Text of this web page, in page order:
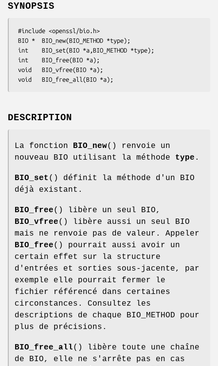
SYNOPSIS
DESCRIPTION
La fonction BIO_new() renvoie un
nouveau BIO utilisant la méthode type .
BIO_set () définit la méthode d'un BIO
déjà existant.
BIO_free() libère un seul BIO,
BIO_vfree() libère aussi un seul BIO
mais ne renvoie pas de valeur. Appeler
BIO_free() pourrait aussi avoir un
certain effet sur la structure
d'entrées et sorties sous-jacente, par
exemple elle pourrait fermer le
fichier référencé dans certaines
circonstances. Consultez les
descriptions de chaque BIO_METHOD pour
plus de précisions.
BIO_free_all() libère toute une chaîne
de BIO, elle ne s'arrête pas en cas